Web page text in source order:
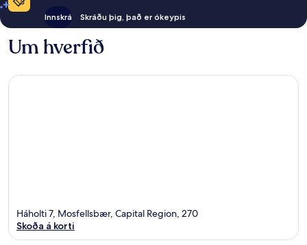
Innskrá Skráðu þig, það er ókeypis
Um hverfið
Háholti 7, Mosfellsbær, Capital Region, 270
Skoða á korti